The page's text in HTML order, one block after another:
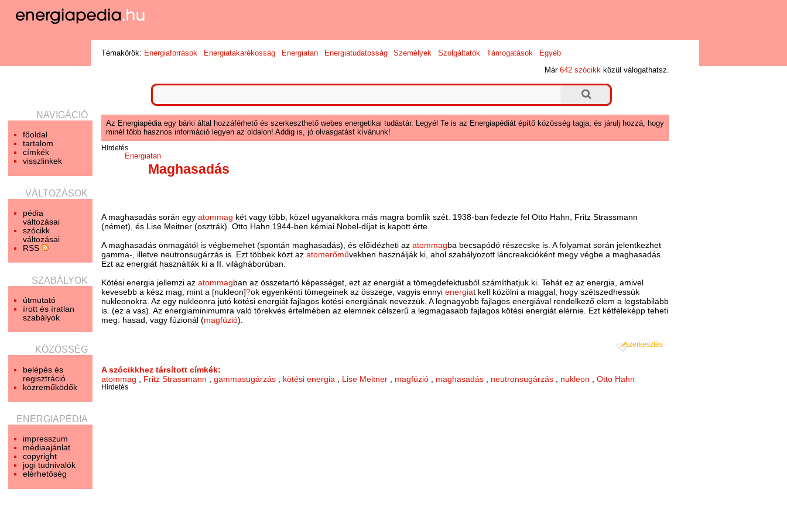
NAVIGÁCIÓ
főoldal
tartalom
címkék
visszlinkek
VÁLTOZÁSOK
pédia
változásai
szócikk
változásai
RSS
SZABÁLYOK
útmutató
írott és íratlan
szabályok
KÖZÖSSÉG
belépés és
regisztráció
közreműködők
ENERGIAPÉDIA
impresszum
médiaajánlat
copyright
jogi tudnivalók
elérhetőség
Témakörök: Energiaforrások Energiatakarékosság Energiatan Energiatudatosság Személyek Szolgáltatók Támogatások
Egyéb
Már642 szócikk közül válogathatsz.
Az Energiapédia egy bárki által hozzáférhető és szerkeszthető webes energetikai tudástár. Legyél Te is az Energiapédiát építő közösség tagja, és járulj hozzá, hogy
minél több hasznos információ legyen az oldalon! Addig is, jó olvasgatást kívánunk!
Hirdetés
Energiatan
Maghasadás
A maghasadás során egyatommag két vagy több, közel ugyanakkora más magra bomlik szét. 1938-ban fedezte fel Otto Hahn, Fritz Strassmann
(német), és Lise Meitner (osztrák). Otto Hahn 1944-ben kémiai Nobel-díjat is kapott érte.
A maghasadás önmagától is végbemehet (spontán maghasadás), és előidézheti azatommagba becsapódó részecske is. A folyamat során jelentkezhet
gamma-, illetve neutronsugárzás is. Ezt többek közt azatomerőművekben használják ki, ahol szabályozott láncreakcióként megy végbe a maghasadás.
Ezt az energiát használták ki a II. világháborúban.
Kötési energia jellemzi azatommagban az összetartó képességet, ezt az energiát a tömegdefektusból számíthatjuk ki. Tehát ez az energia, amivel
kevesebb a kész mag, mint a [nukleon]?ok egyenkénti tömegeinek az összege, vagyis ennyienergiat kell közölni a maggal, hogy szétszedhessük
nukleonokra. Az egy nukleonra jutó kötési energiát fajlagos kötési energiának nevezzük. A legnagyobb fajlagos energiával rendelkező elem a legstabilabb
is. (ez a vas). Az energiaminimumra való törekvés értelmében az elemnek célszerű a legmagasabb fajlagos kötési energiát elérnie. Ezt kétféleképp teheti
meg: hasad, vagy fúzionál (magfúzió).
szerkesztés
A szócikkhez társított címkék:
atommag , Fritz Strassmann ,gammasugárzás , kötési energia , Lise Meitner , magfúzió , maghasadás , neutronsugárzás , nukleon ,Otto Hahn
Hirdetés